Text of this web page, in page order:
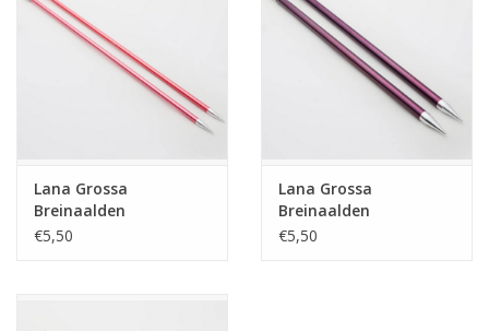
Lana Grossa
Breinaalden
aluminium Rainbow
€5,50
Lana Grossa
Breinaalden
aluminium Rainbow
€5,50